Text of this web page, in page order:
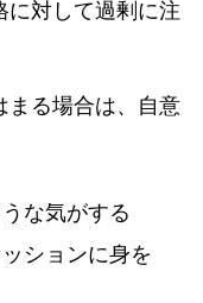
に対して過剰に注
まる場合は、自意
な気がする
ションに身を